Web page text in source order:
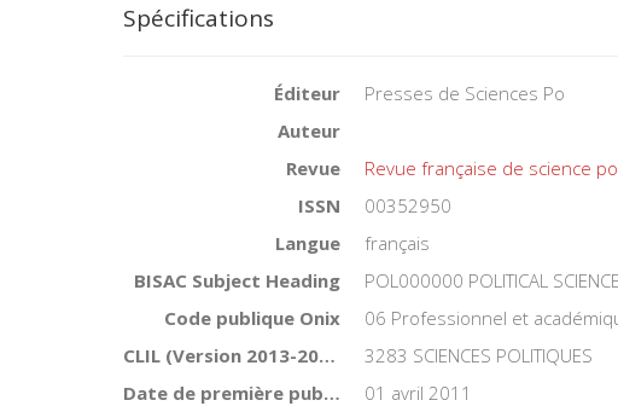
Spécifications
Éditeur
Presses de Sciences Po
Auteur
Revue
Revue française de science
ISSN
00352950
Langue
français
BISAC Subject Heading
POL000000 POLITICAL SCIENCE
Code publique Onix
06 Professionnel et
CLIL (Version 2013-2019 )
3283 SCIENCES POLITIQUES
Date de première publication du titre
01 avril 2011